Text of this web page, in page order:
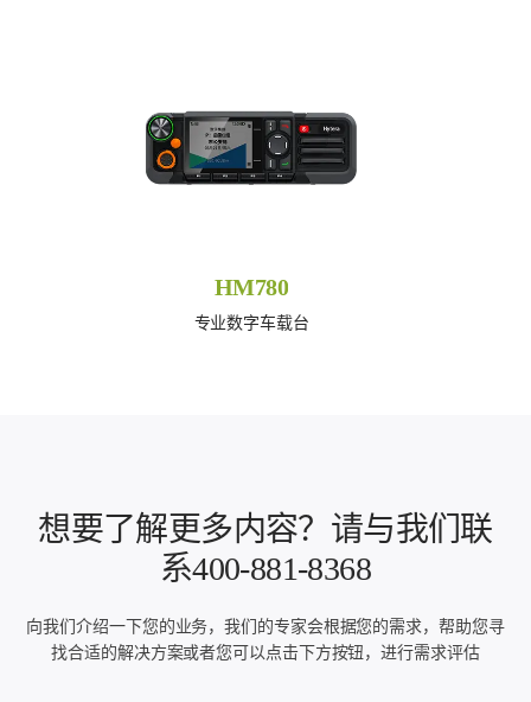
HM780
专业数字车载台
想要了解更多内容？请与我们联
系400-881-8368
向我们介绍一下您的业务，我们的专家会根据您的需求，帮助您寻
找合适的解决方案或者您可以点击下方按钮，进行需求评估